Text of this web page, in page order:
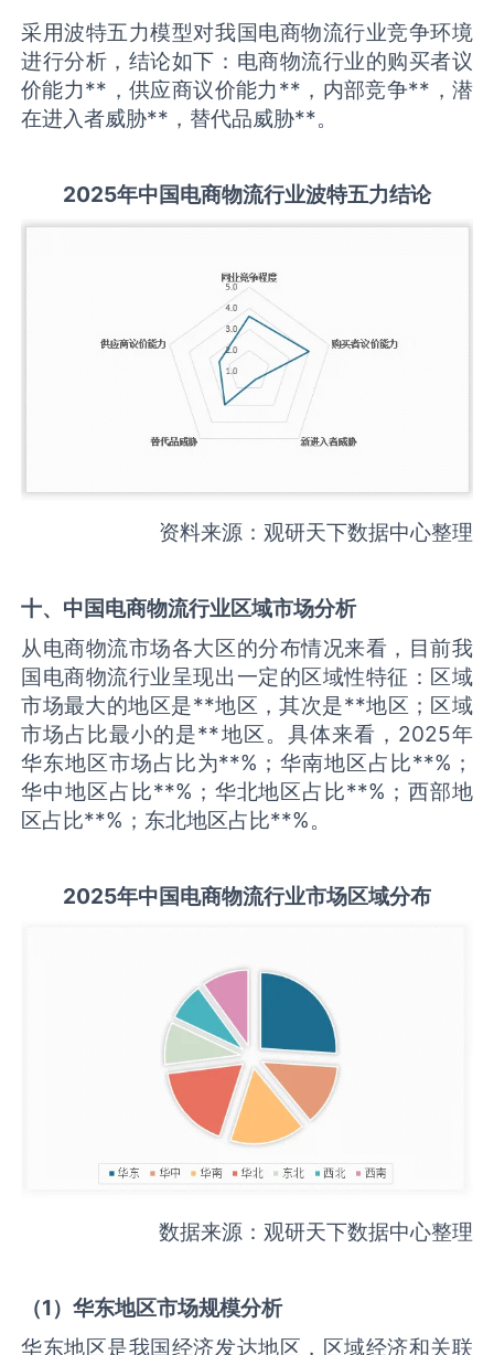
采用波特五力模型对我国电商物流行业竞争环境
进行分析，结论如下：电商物流行业的购买者议
价能力**，供应商议价能力**，内部竞争**，潜
在进入者威胁**，替代品威胁**。
2025年中国电商物流行业波特五力结论
资料来源：观研天下数据中心整理
十、中国电商物流行业区域市场分析
从电商物流市场各大区的分布情况来看，目前我
国电商物流行业呈现出一定的区域性特征：区域
市场最大的地区是**地区，其次是**地区；区域
市场占比最小的是**地区。具体来看，2025年
华东地区市场占比为**%；华南地区占比**%；
华中地区占比**%；华北地区占比**%；西部地
区占比**%；东北地区占比**%。
2025年中国电商物流行业市场区域分布
数据来源：观研天下数据中心整理
（1）华东地区市场规模分析
华东地区是我国经济发达地区，区域经济和关联